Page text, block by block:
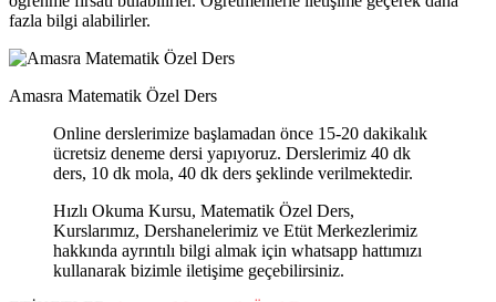
fazla bilgi alabilirler.
Amasra Matematik Özel Ders
Online derslerimize başlamadan önce 15-20 dakikalık
ücretsiz deneme dersi yapıyoruz. Derslerimiz 40 dk
ders, 10 dk mola, 40 dk ders şeklinde verilmektedir.
Hızlı Okuma Kursu, Matematik Özel Ders,
Kurslarımız, Dershanelerimiz ve Etüt Merkezlerimiz
hakkında ayrıntılı bilgi almak için whatsapp hattımızı
kullanarak bizimle iletişime geçebilirsiniz.